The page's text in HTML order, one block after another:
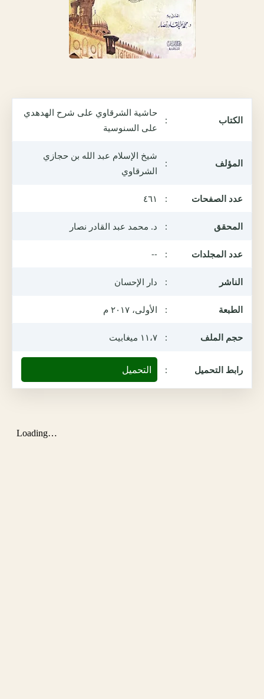
الكتاب :
حاشية الشرقاوي على شرح الهدهدي
على السنوسية
المؤلف :
شيخ الإسلام عبد الله بن حجازي
الشرقاوي
عدد الصفحات : ٤٦١
المحقق : د. محمد عبد القادر نصار
عدد المجلدات :
--
الناشر : دار الإحسان
الطبعة : الأولى، ٢٠١٧ م
حجم الملف : ١١،٧ ميغابيت
رابط التحميل : التحميل